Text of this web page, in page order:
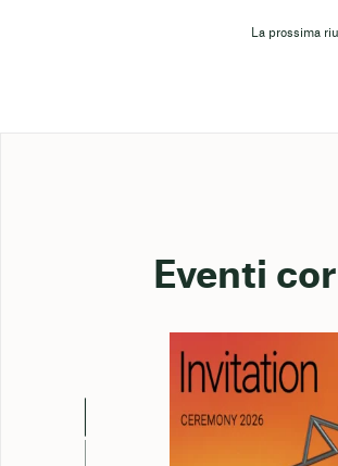
La prossima
Eventi